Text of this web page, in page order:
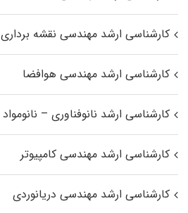
کارشناسی ارشد مهندسی نقشه برداری
کارشناسی ارشد مهندسی هوافضا
کارشناسی ارشد نانوفناوری – نانومواد
کارشناسی ارشد مهندسی کامپیوتر
کارشناسی ارشد مهندسی دریانوردی